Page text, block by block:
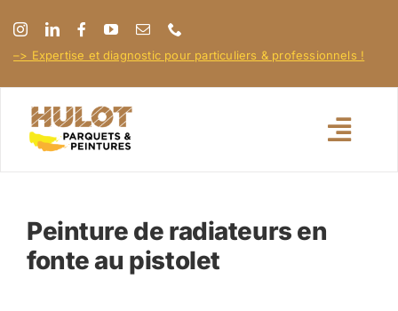
–> Expertise et diagnostic pour particuliers & professionnels !
À propos
Peinture de radiateurs en
fonte au pistolet